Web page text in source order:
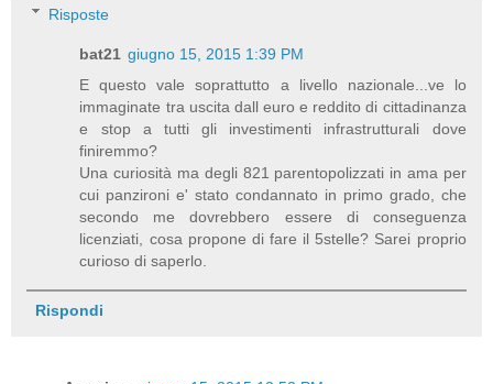
Risposte
bat21 giugno 15, 2015 1:39 PM
E questo vale soprattutto a livello nazionale...ve lo
immaginate tra uscita dall euro e reddito di cittadinanza
e stop a tutti gli investimenti infrastrutturali dove
finiremmo?
Una curiosità ma degli 821 parentopolizzati in ama per
cui panzironi e' stato condannato in primo grado, che
secondo me dovrebbero essere di conseguenza
licenziati, cosa propone di fare il 5stelle? Sarei proprio
curioso di saperlo.
Rispondi